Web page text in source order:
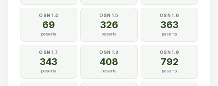
OSN 1.4
69
peserta
OSN 1.5
326
peserta
OSN 1.6
363
peserta
OSN 1.7
343
peserta
OSN 1.8
408
peserta
OSN 1.9
792
peserta